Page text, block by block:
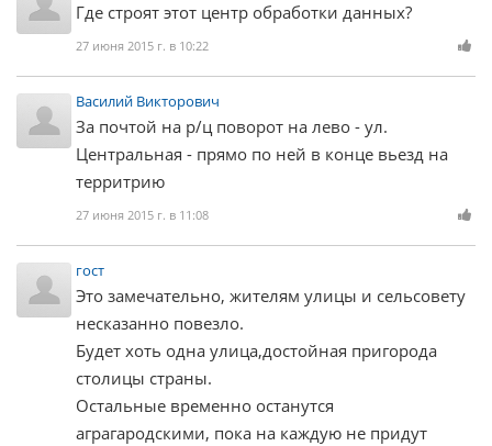
Где строят этот центр обработки данных?
27 июня 2015 г. в 10:22
Василий Викторович
За почтой на р/ц поворот на лево - ул.
Центральная - прямо по ней в конце вьезд на
территрию
27 июня 2015 г. в 11:08
гост
Это замечательно, жителям улицы и сельсовету
несказанно повезло.
Будет хоть одна улица,достойная пригорода
столицы страны.
Остальные временно останутся
аграгародскими, пока на каждую не придут